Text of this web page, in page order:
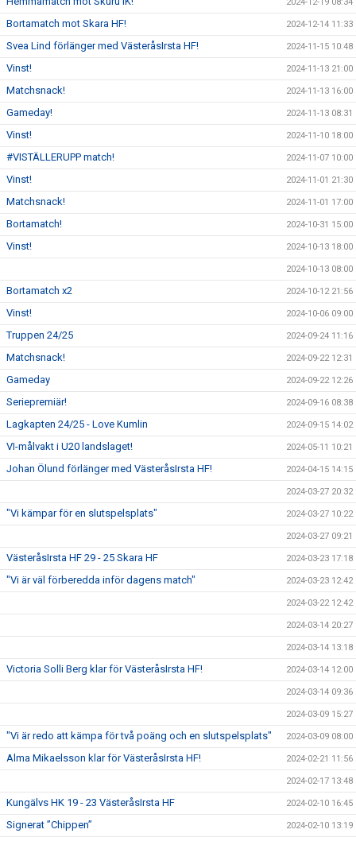
Bortamatch mot Skara HF! 2024-12-14 11:33
Svea Lind förlänger med VästeråsIrsta HF! 2024-11-15 10:48
Vinst! 2024-11-13 21:00
Matchsnack! 2024-11-13 16:00
Gameday! 2024-11-13 08:31
Vinst! 2024-11-10 18:00
#VISTÄLLERUPP match! 2024-11-07 10:00
Vinst! 2024-11-01 21:30
Matchsnack! 2024-11-01 17:00
Bortamatch! 2024-10-31 15:00
Vinst! 2024-10-13 18:00
2024-10-13 08:00
Bortamatch x2 2024-10-12 21:56
Vinst! 2024-10-06 09:00
Truppen 24/25 2024-09-24 11:16
Matchsnack! 2024-09-22 12:31
Gameday 2024-09-22 12:26
Seriepremiär! 2024-09-16 08:38
Lagkapten 24/25 - Love Kumlin 2024-09-15 14:02
VI-målvakt i U20 landslaget! 2024-05-11 10:21
Johan Ölund förlänger med VästeråsIrsta HF! 2024-04-15 14:15
2024-03-27 20:32
"Vi kämpar för en slutspelsplats" 2024-03-27 10:22
2024-03-27 09:21
VästeråsIrsta HF 29 - 25 Skara HF 2024-03-23 17:18
"Vi är väl förberedda inför dagens match" 2024-03-23 12:42
2024-03-22 12:42
2024-03-14 20:27
2024-03-14 13:18
Victoria Solli Berg klar för VästeråsIrsta HF! 2024-03-14 12:00
2024-03-14 09:36
2024-03-09 15:27
"Vi är redo att kämpa för två poäng och en slutspelsplats" 2024-03-09 08:00
Alma Mikaelsson klar för VästeråsIrsta HF! 2024-02-21 11:56
2024-02-17 13:48
Kungälvs HK 19 - 23 VästeråsIrsta HF 2024-02-10 16:45
Signerat ”Chippen” 2024-02-10 13:19